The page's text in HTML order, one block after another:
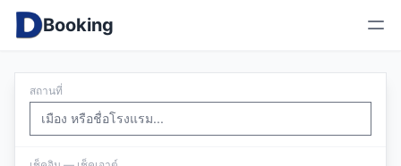
Booking
สถานที่